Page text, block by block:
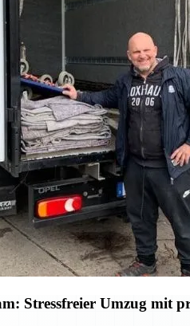
Stressfreier Umzug mit